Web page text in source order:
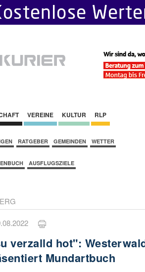
VEREINE KULTUR RLP
RATGEBER GEMEINDEN WETTER
AUSFLUGSZIELE
verzalld hot":
Mundartbuch